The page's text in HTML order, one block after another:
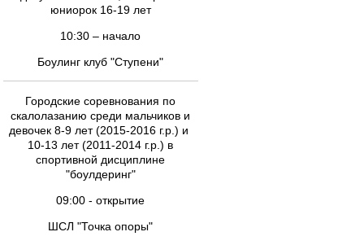
юниорок 16-19 лет
10:30 – начало
Боулинг клуб "Ступени"
Городские соревнования по
скалолазанию среди мальчиков и
девочек 8-9 лет (2015-2016 г.р.) и
10-13 лет (2011-2014 г.р.) в
спортивной дисциплине
"боулдеринг"
09:00 - открытие
ШСЛ "Точка опоры"